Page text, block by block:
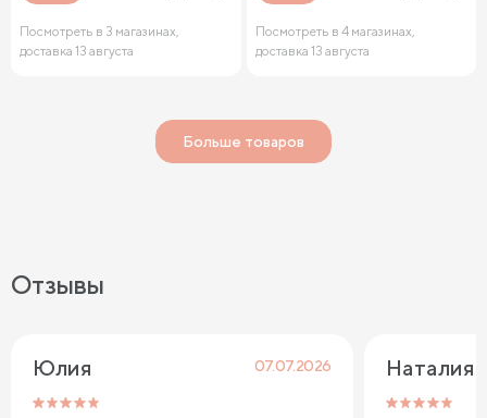
Посмотреть в 3 магазинах,
доставка 13 августа
Посмотреть в 4 магазинах,
доставка 13 августа
Больше товаров
Отзывы
Юлия 07.07.2026 Наталия